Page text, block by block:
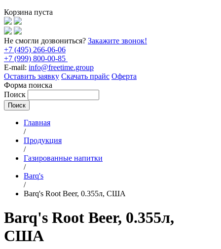
Корзина пуста
Не смогли дозвониться? Закажите звонок!
+7 (495) 266-06-06
+7 (999) 800-00-85
E-mail: info@freetime.group
Оставить заявку Скачать прайс Оферта
Форма поиска
Поиск
Главная
/
Продукция
/
Газированные напитки
/
Barq's
/
Barq's Root Beer, 0.355л, США
Barq's Root Beer, 0.355л,
США